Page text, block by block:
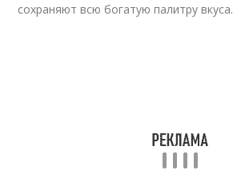
сохраняют всю богатую палитру вкуса.